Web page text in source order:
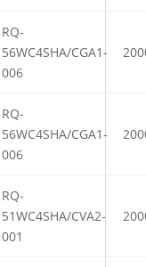
RQ-
56WC4SHA/CGA1-
006
RQ-
56WC4SHA/CGA1-
006
RQ-
51WC4SHA/CVA2-
001